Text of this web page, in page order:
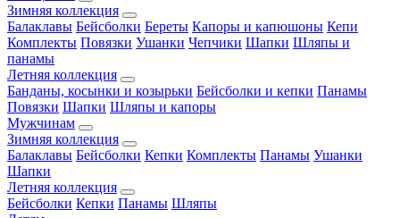
Зимняя коллекция
Балаклавы Бейсболки Береты Капоры и капюшоны Кепи
Комплекты Повязки Ушанки Чепчики Шапки Шляпы и
панамы
Летняя коллекция
Банданы, косынки и козырьки Бейсболки и кепки Панамы
Повязки Шапки Шляпы и капоры
Мужчинам
Зимняя коллекция
Балаклавы Бейсболки Кепки Комплекты Панамы Ушанки
Шапки
Летняя коллекция
Бейсболки Кепки Панамы Шляпы